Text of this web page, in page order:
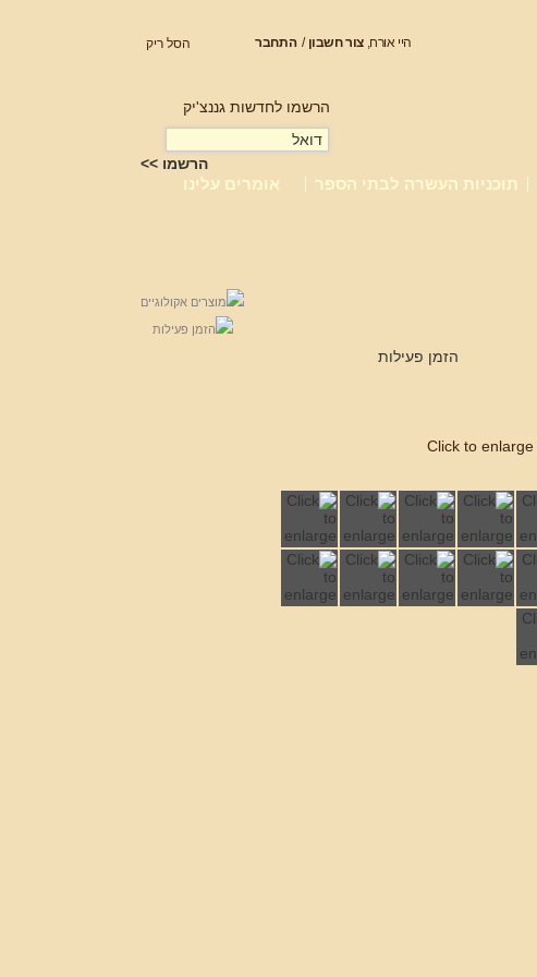
הסל ריק היי אורח, צור חשבון /התחבר
תוכניות העשרה לבתי הספר
אומרים עלינו
הרשמו לחדשות גננצ'יק
הזמן פעילות